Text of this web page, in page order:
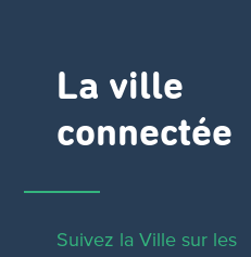
La ville
connectée
Suivez la Ville sur les